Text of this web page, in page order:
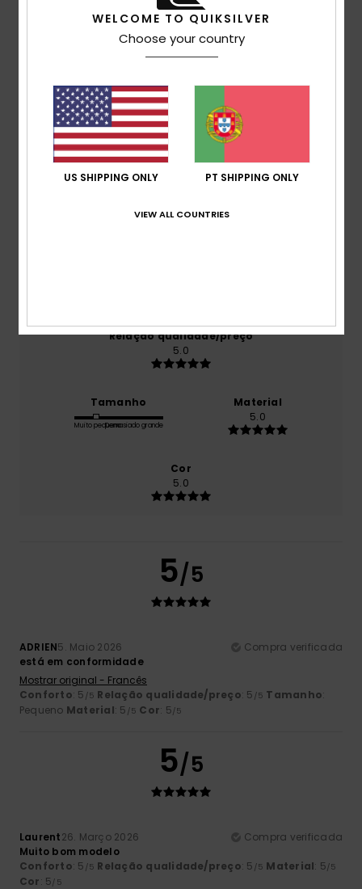
Avaliações dos clientes
Pontuação média
5.0 /5
2026
Relação qualidade/preço
5.0
Tamanho
Muito pequenoDemasiado grande
Material
5.0
Cor
5.0
5/5
ADRIEN5. Maio 2026
Compra verificada
está em conformidade
Mostrar original - Francês
Conforto: 5 /5 Relação qualidade/preço: 5 /5 Tamanho:
Pequeno Material: 5 /5 Cor: 5/5
5/5
Laurent26. Março 2026
Compra verificada
Muito bom modelo
Conforto: 5 /5 Relação qualidade/preço: 5 /5 Material: 5/5
Cor: 5/5
WELCOME TO QUIKSILVER
Choose your country
US SHIPPING ONLY PT SHIPPING ONLY
VIEW ALL COUNTRIES